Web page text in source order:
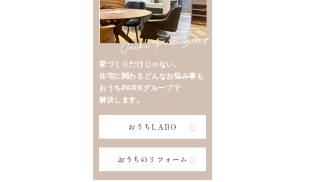
家づくりだけじゃない、
住宅に関わるどんなお悩み事も
おうちPARKグループで
解決します。
おうちLABO
おうちのリフォーム